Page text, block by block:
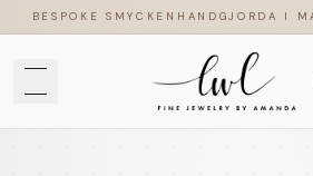
BESPOKE SMYCKEN HANDGJORDA I